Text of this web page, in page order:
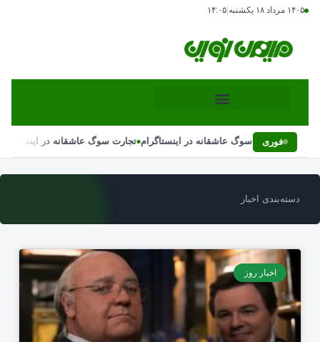
۱۴۰۵ مرداد ۱۸ یکشنبه ۱۴:۰۵
فوری
تجارت سوگ عاشقانه در اینستاگرام•تجارت سوگ عاشقانه در
دسته‌بندی اخبار
اخبار روز